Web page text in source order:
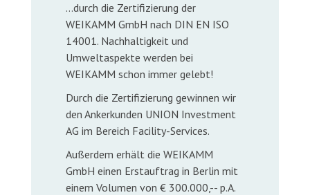
…durch die Zertifizierung der
WEIKAMM GmbH nach DIN EN ISO
14001. Nachhaltigkeit und
Umweltaspekte werden bei
WEIKAMM schon immer gelebt!
Durch die Zertifizierung gewinnen wir
den Ankerkunden UNION Investment
AG im Bereich Facility-Services.
Außerdem erhält die WEIKAMM
GmbH einen Erstauftrag in Berlin mit
einem Volumen von € 300.000,-- p.A.